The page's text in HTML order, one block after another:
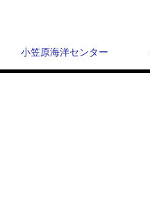
小笠原海洋センター